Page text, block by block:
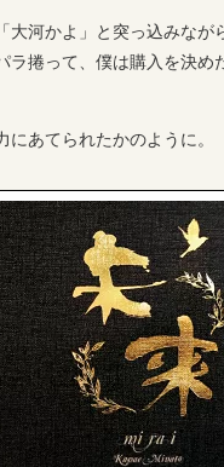
大河かよ」と突っ込みな
捲って、僕は購入を決め
あてられたかのように。